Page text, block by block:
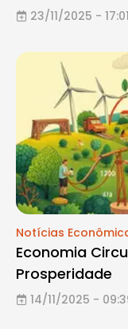
23/11/2025 - 17:01
Notícias
Economia
Prosperidade
14/11/2025 -